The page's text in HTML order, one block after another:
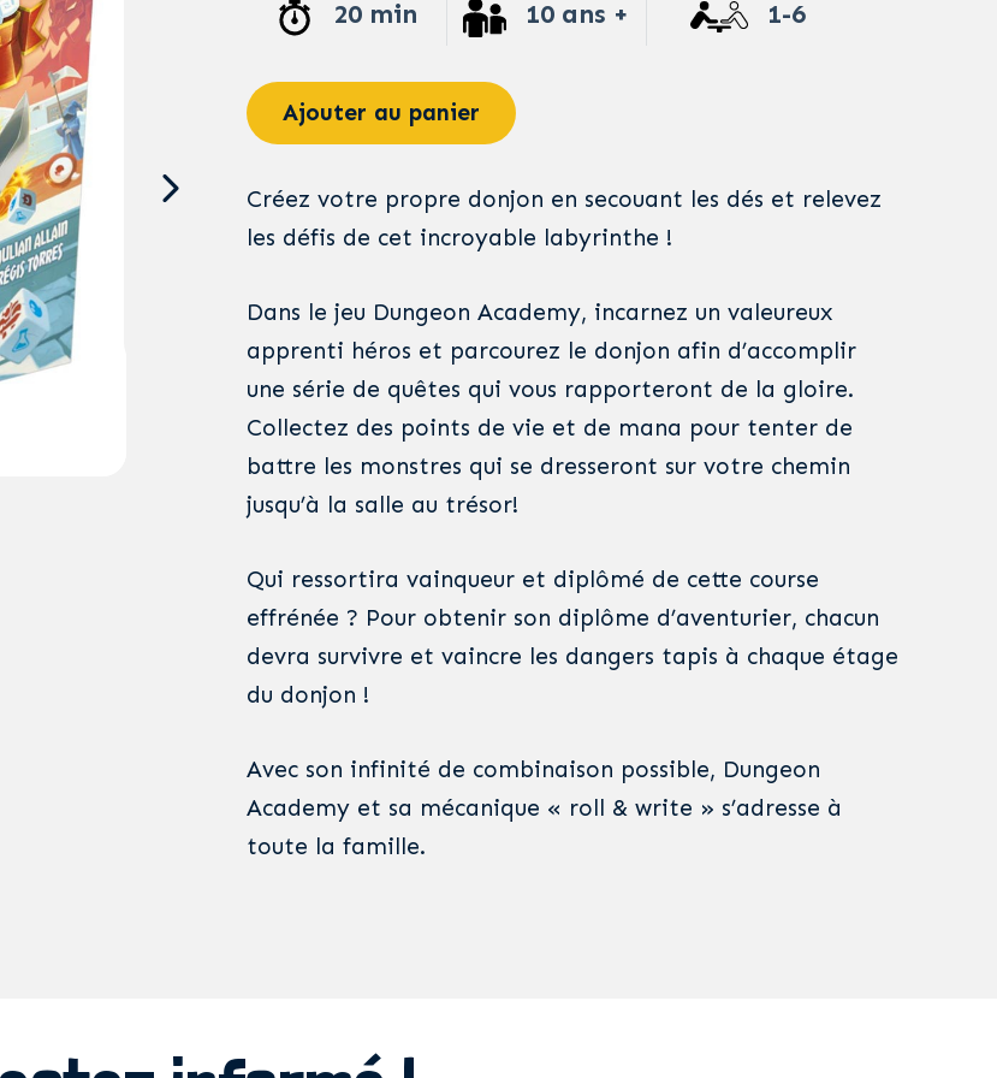
20 min 10 ans + 1-6
Ajouter au panier
Créez votre propre donjon en secouant les dés et relevez
les défis de cet incroyable labyrinthe !
Dans le jeu Dungeon Academy, incarnez un valeureux
apprenti héros et parcourez le donjon afin d’accomplir
une série de quêtes qui vous rapporteront de la gloire.
Collectez des points de vie et de mana pour tenter de
battre les monstres qui se dresseront sur votre chemin
jusqu’à la salle au trésor!
Qui ressortira vainqueur et diplômé de cette course
effrénée ? Pour obtenir son diplôme d’aventurier, chacun
devra survivre et vaincre les dangers tapis à chaque étage
du donjon !
Avec son infinité de combinaison possible, Dungeon
Academy et sa mécanique « roll & write » s’adresse à
toute la famille.